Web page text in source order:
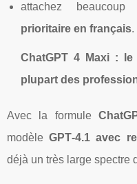
attachez
prioritaire en français.
ChatGPT 4 Maxi :
plupart des
Avec la formule
modèleGPT‑4.1 avec
déjà un très large spectre